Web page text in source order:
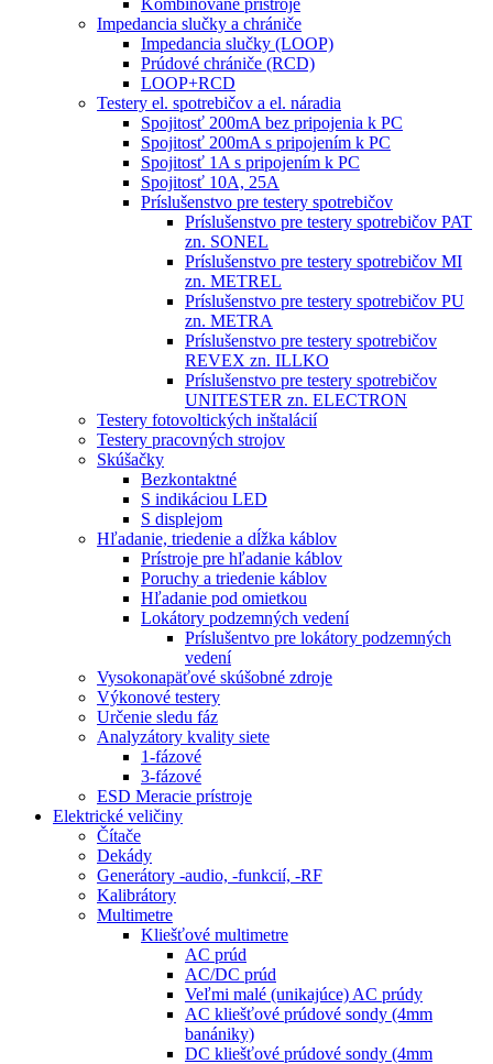
Impedancia slučky a chrániče
Impedancia slučky (LOOP)
Prúdové chrániče (RCD)
LOOP+RCD
Testery el. spotrebičov a el. náradia
Spojitosť 200mA bez pripojenia k PC
Spojitosť 200mA s pripojením k PC
Spojitosť 1A s pripojením k PC
Spojitosť 10A, 25A
Príslušenstvo pre testery spotrebičov
Príslušenstvo pre testery spotrebičov PAT
zn. SONEL
Príslušenstvo pre testery spotrebičov MI
zn. METREL
Príslušenstvo pre testery spotrebičov PU
zn. METRA
Príslušenstvo pre testery spotrebičov
REVEX zn. ILLKO
Príslušenstvo pre testery spotrebičov
UNITESTER zn. ELECTRON
Testery fotovoltických inštalácií
Testery pracovných strojov
Skúšačky
Bezkontaktné
S indikáciou LED
S displejom
Hľadanie, triedenie a dĺžka káblov
Prístroje pre hľadanie káblov
Poruchy a triedenie káblov
Hľadanie pod omietkou
Lokátory podzemných vedení
Príslušentvo pre lokátory podzemných
vedení
Vysokonapäťové skúšobné zdroje
Výkonové testery
Určenie sledu fáz
Analyzátory kvality siete
1-fázové
3-fázové
ESD Meracie prístroje
Elektrické veličiny
Čítače
Dekády
Generátory -audio, -funkcií, -RF
Kalibrátory
Multimetre
Kliešťové multimetre
AC prúd
AC/DC prúd
Veľmi malé (unikajúce) AC prúdy
AC kliešťové prúdové sondy (4mm
banániky)
DC kliešťové prúdové sondy (4mm